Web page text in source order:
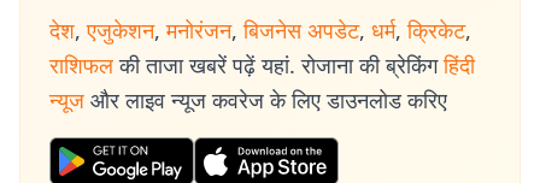
देश, एजुकेशन, मनोरंजन, बिजनेस अपडेट, धर्म, क्रिकेट,
राशिफल की ताजा खबरें पढ़ें यहां. रोजाना की ब्रेकिंग हिंदी
न्यूज और लाइव न्यूज कवरेज के लिए डाउनलोड करिए